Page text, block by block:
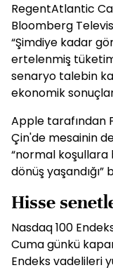
RegentAtlantic
Bloomberg
“Şimdiye kadar
ertelenmiş
senaryo talebin
ekonomik
Apple tarafından
Çin'de mesainin
“normal
dönüş yaşandığı”
Hisse
Nasdaq 100
Cuma günkü
Endeks vadelileri